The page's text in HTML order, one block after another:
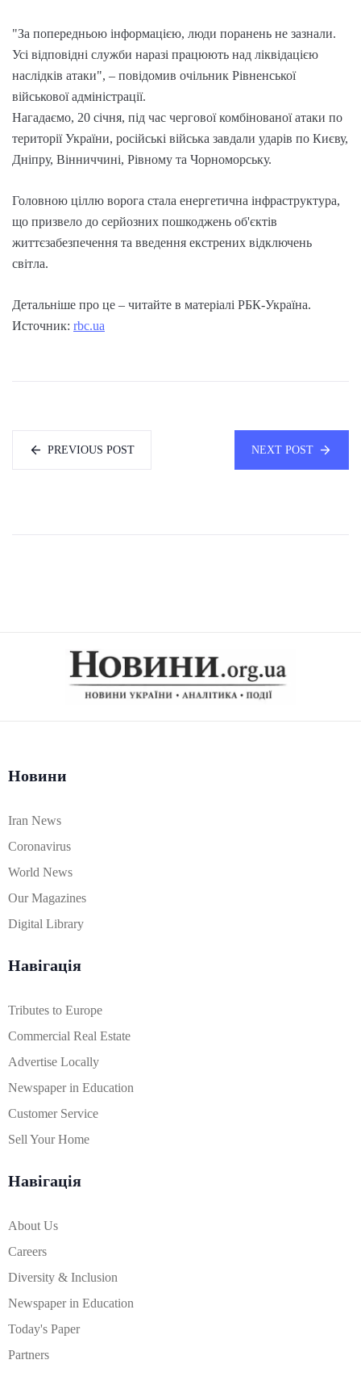
"За попередньою інформацією, люди поранень не зазнали.
Усі відповідні служби наразі працюють над ліквідацією
наслідків атаки", – повідомив очільник Рівненської
військової адміністрації.
Нагадаємо, 20 січня, під час чергової комбінованої атаки по
території України, російські війська завдали ударів по Києву,
Дніпру, Вінниччині, Рівному та Чорноморську.
Головною ціллю ворога стала енергетична інфраструктура,
що призвело до серйозних пошкоджень об'єктів
життєзабезпечення та введення екстрених відключень
світла.
Детальніше про це – читайте в матеріалі РБК-Україна.
Источник: rbc.ua
PREVIOUS POST NEXT POST
Новини
Iran News
Coronavirus
World News
Our Magazines
Digital Library
Навігація
Tributes to Europe
Commercial Real Estate
Advertise Locally
Newspaper in Education
Customer Service
Sell Your Home
Навігація
About Us
Careers
Diversity & Inclusion
Newspaper in Education
Today's Paper
Partners